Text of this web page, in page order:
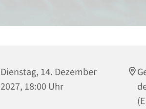
Dienstag, 14. Dezember
2027, 18:00 Uhr